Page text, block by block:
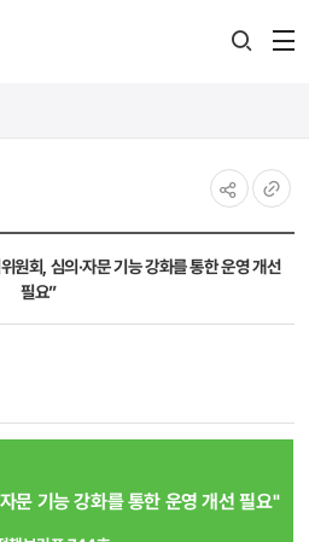
복사
회, 심의·자문 기능 강화를 통한 운영 개선
필요”
문 기능 강화를 통한 운영 개선 필요​​"